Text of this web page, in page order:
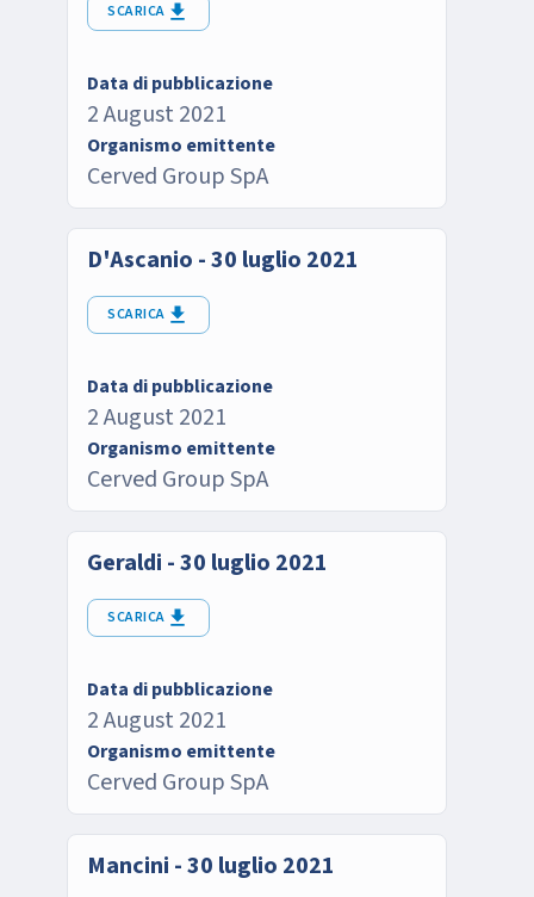
SCARICA
Data di pubblicazione
2 August 2021
Organismo emittente
Cerved Group SpA
D'Ascanio - 30 luglio 2021
SCARICA
Data di pubblicazione
2 August 2021
Organismo emittente
Cerved Group SpA
Geraldi - 30 luglio 2021
SCARICA
Data di pubblicazione
2 August 2021
Organismo emittente
Cerved Group SpA
Mancini - 30 luglio 2021